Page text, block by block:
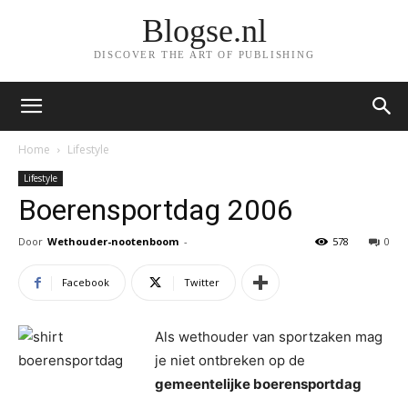
Blogse.nl
DISCOVER THE ART OF PUBLISHING
Home Lifestyle
Lifestyle
Boerensportdag 2006
Door Wethouder-nootenboom - 0
578
Facebook Twitter
Als wethouder van sportzaken mag
je niet ontbreken op de
gemeentelijke boerensportdag